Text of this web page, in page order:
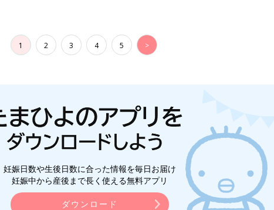
1 2 3 4 5 >
妊娠日数や生後日数に合った情報を毎日お届け
妊娠中から産後まで長く使える無料アプリ
ダウンロード